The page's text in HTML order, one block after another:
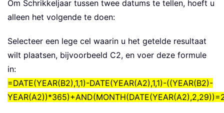
Om Schrikkeljaar tussen twee datums te tellen, hoeft u
alleen het volgende te doen:
Selecteer een lege cel waarin u het getelde resultaat
wilt plaatsen, bijvoorbeeld C2, en voer deze formule
in:
=DATE(YEAR(B2),1,1)-DATE(YEAR(A2),1,1)-((YEAR(B2)-